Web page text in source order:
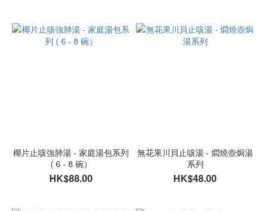
椰片止咳強肺湯 - 家庭湯包系列
( 6 - 8 碗）
HK$88.00
無花果川貝止咳湯 - 燜燒壺焗湯
系列
HK$48.00